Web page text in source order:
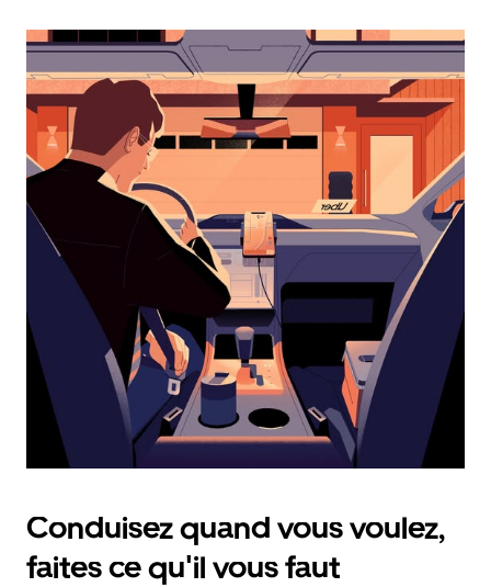
bas
interagir
avec
calendrier
et
sélectionner
une
date.
Appuyez
d'échappement
pour
fermer
calendrier.
Conduisez quand vous voulez,
faites ce qu'il vous faut